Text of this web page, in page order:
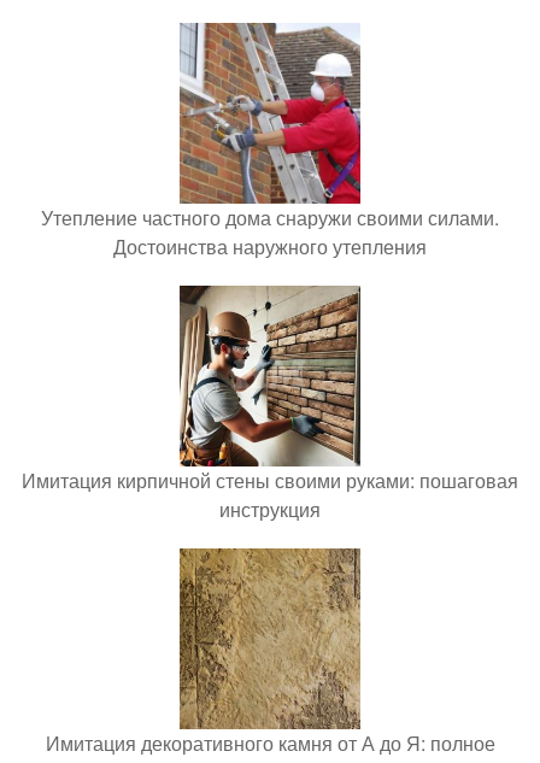
Утепление частного дома снаружи своими силами.
Достоинства наружного утепления
Имитация кирпичной стены своими руками: пошаговая
инструкция
Имитация декоративного камня от А до Я: полное